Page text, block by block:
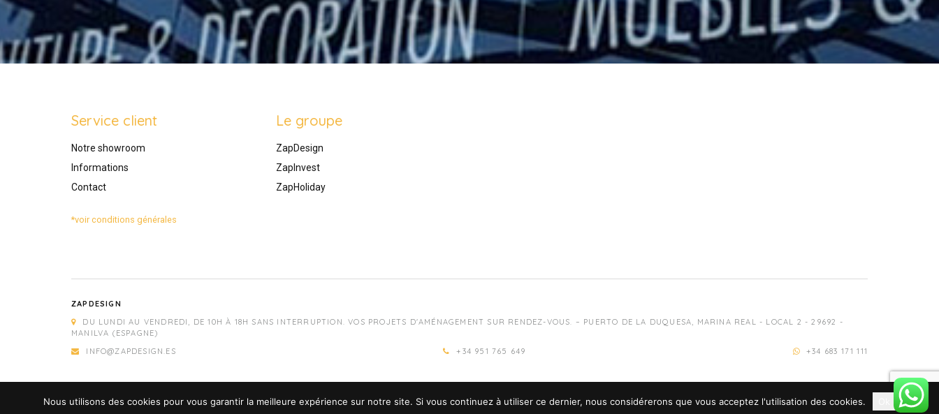
Service client
Notre showroom
Informations
Contact
Le groupe
ZapDesign
ZapInvest
ZapHoliday
*voir conditions générales
ZAPDESIGN
DU LUNDI AU VENDREDI, DE 10H À 18H SANS INTERRUPTION. VOS PROJETS D'AMÉNAGEMENT SUR RENDEZ-VOUS. – PUERTO DE LA DUQUESA, MARINA REAL - LOCAL 2 - 29692 -
MANILVA (ESPAGNE)
INFO@ZAPDESIGN.ES
+34 951 765 649 +34 683 171 111
Nous utilisons des cookies pour vous garantir la meilleure expérience sur notre site. Si vous continuez à utiliser ce dernier, nous considérerons que vous acceptez l'utilisation des cookies.